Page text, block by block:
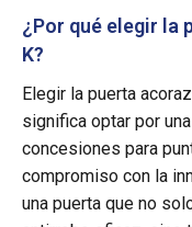
¿Por qué elegir la
K?
Elegir la puerta
significa optar por
concesiones para
compromiso con la
una puerta que no